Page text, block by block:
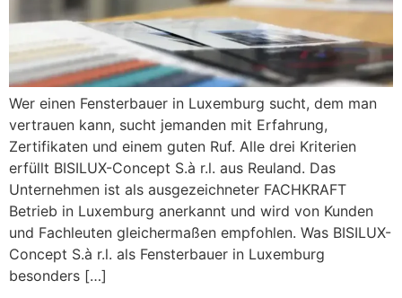
Wer einen Fensterbauer in Luxemburg sucht, dem man
vertrauen kann, sucht jemanden mit Erfahrung,
Zertifikaten und einem guten Ruf. Alle drei Kriterien
erfüllt BISILUX-Concept S.à r.l. aus Reuland. Das
Unternehmen ist als ausgezeichneter FACHKRAFT
Betrieb in Luxemburg anerkannt und wird von Kunden
und Fachleuten gleichermaßen empfohlen. Was BISILUX-
Concept S.à r.l. als Fensterbauer in Luxemburg
besonders […]